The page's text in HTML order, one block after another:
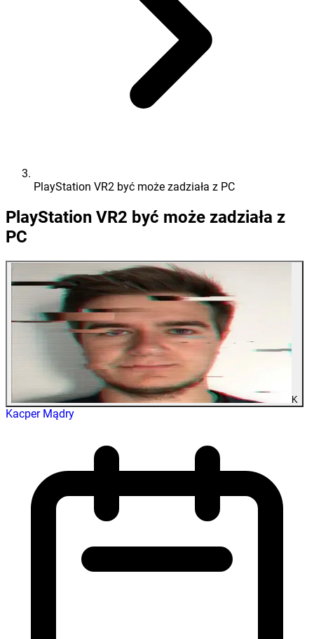
PlayStation VR2 być może zadziała z PC
PlayStation VR2 być może zadziała z
PC
K
Kacper Mądry